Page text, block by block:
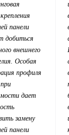
панели
добиться
внешнего
Особая
профиля
дает
замену
панели